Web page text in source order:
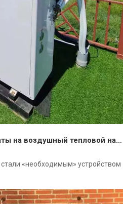
Полное руководство: Затраты на воздушный тепловой насос
«необходимым» устройством